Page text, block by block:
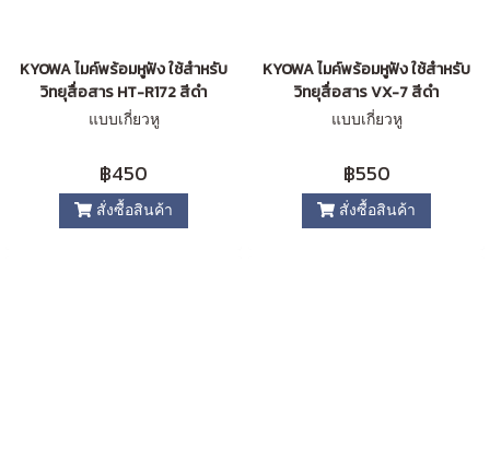
KYOWA ไมค์พร้อมหูฟัง ใช้สำหรับ
วิทยุสื่อสาร HT-R172 สีดำ
แบบเกี่ยวหู
฿450
สั่งซื้อสินค้า
KYOWA ไมค์พร้อมหูฟัง ใช้สำหรับ
วิทยุสื่อสาร VX-7 สีดำ
แบบเกี่ยวหู
฿550
สั่งซื้อสินค้า